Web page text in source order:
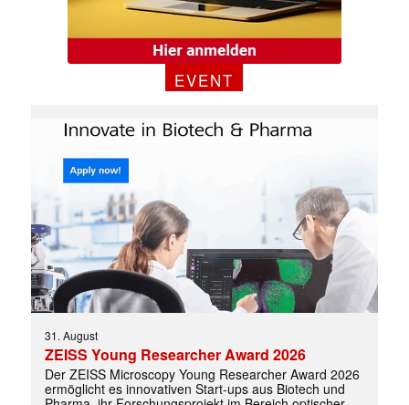
EVENT
31. August
ZEISS Young Researcher Award 2026
Der ZEISS Microscopy Young Researcher Award 2026
ermöglicht es innovativen Start-ups aus Biotech und